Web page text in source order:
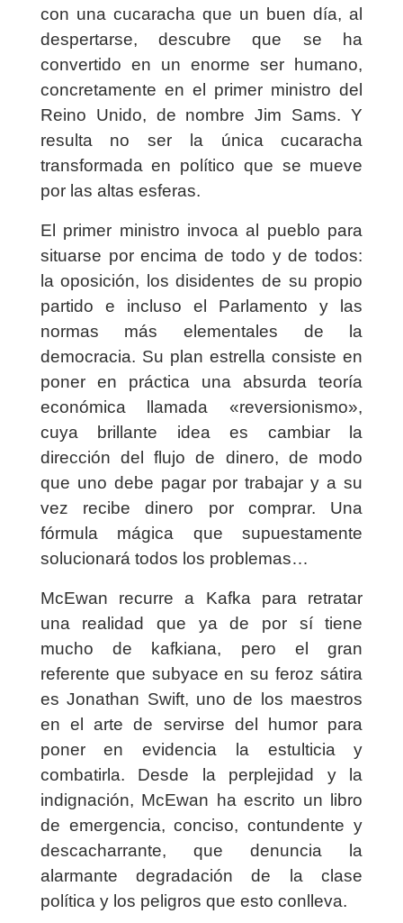
con una cucaracha que un buen día, al
despertarse, descubre que se ha
convertido en un enorme ser humano,
concretamente en el primer ministro del
Reino Unido, de nombre Jim Sams. Y
resulta no ser la única cucaracha
transformada en político que se mueve
por las altas esferas.
El primer ministro invoca al pueblo para
situarse por encima de todo y de todos:
la oposición, los disidentes de su propio
partido e incluso el Parlamento y las
normas más elementales de la
democracia. Su plan estrella consiste en
poner en práctica una absurda teoría
económica llamada «reversionismo»,
cuya brillante idea es cambiar la
dirección del flujo de dinero, de modo
que uno debe pagar por trabajar y a su
vez recibe dinero por comprar. Una
fórmula mágica que supuestamente
solucionará todos los problemas…
McEwan recurre a Kafka para retratar
una realidad que ya de por sí tiene
mucho de kafkiana, pero el gran
referente que subyace en su feroz sátira
es Jonathan Swift, uno de los maestros
en el arte de servirse del humor para
poner en evidencia la estulticia y
combatirla. Desde la perplejidad y la
indignación, McEwan ha escrito un libro
de emergencia, conciso, contundente y
descacharrante, que denuncia la
alarmante degradación de la clase
política y los peligros que esto conlleva.